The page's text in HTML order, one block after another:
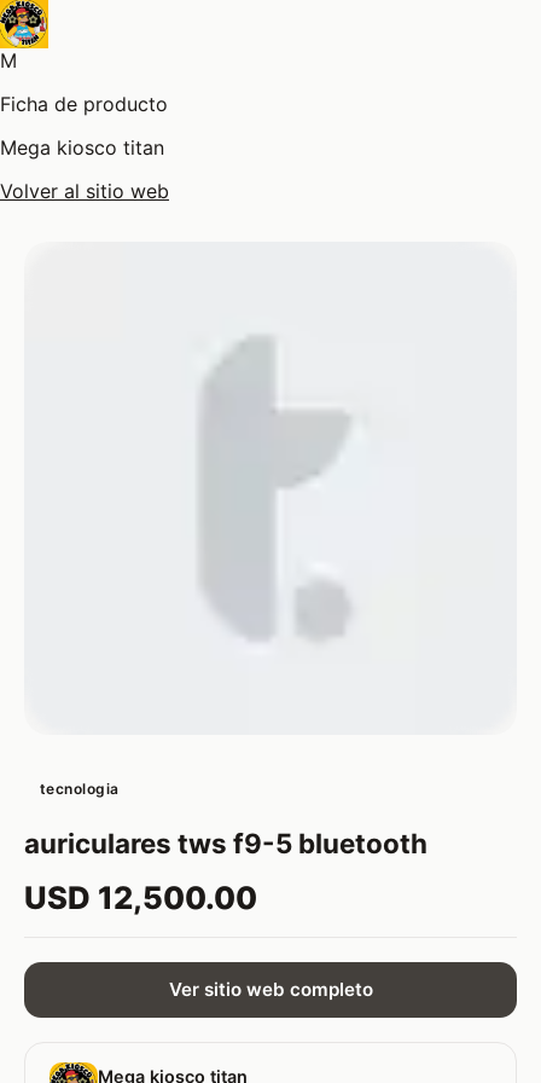
M
Ficha de producto
Mega kiosco titan
Volver al sitio web
tecnologia
auriculares tws f9-5 bluetooth
USD 12,500.00
Ver sitio web completo
Mega kiosco titan